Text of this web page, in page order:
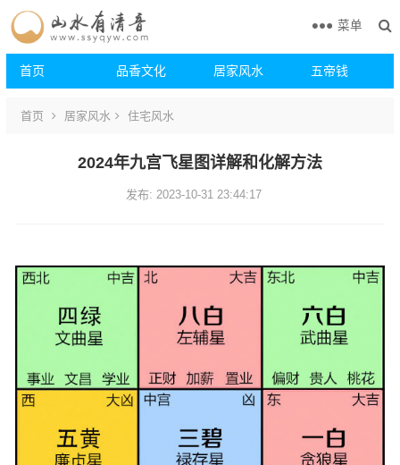
首页 品香文化 居家风水 五帝钱
菜单
首页 居家风水 住宅风水
2024年九宫飞星图详解和化解方法
发布: 2023-10-31 23:44:17